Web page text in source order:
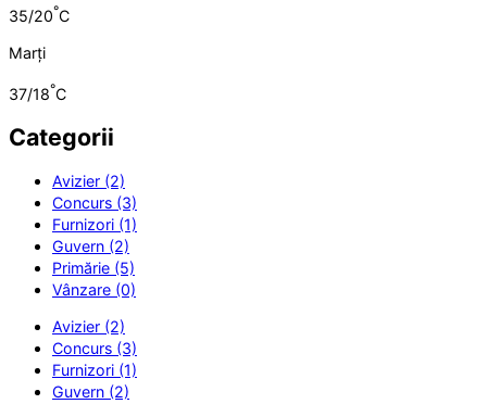
35/20°C
Marți
37/18°C
Categorii
Avizier (2)
Concurs (3)
Furnizori (1)
Guvern (2)
Primărie (5)
Vânzare (0)
Avizier (2)
Concurs (3)
Furnizori (1)
Guvern (2)